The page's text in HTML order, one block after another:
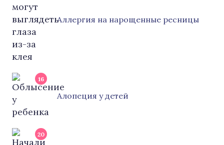
Аллергия на нарощенные ресницы
16
Алопеция у детей
20